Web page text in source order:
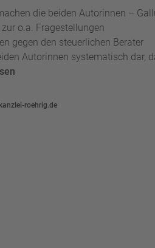
die beiden Autorinnen –
o.a. Fragestellungen
gegen den steuerlichen Berater
Autorinnen systematisch dar,
roehrig.de